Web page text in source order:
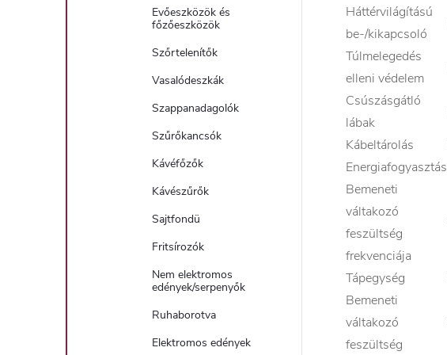
Evőeszközök és
főzőeszközök
Szőrtelenítők
Vasalódeszkák
Szappanadagolók
Szűrőkancsók
Kávéfőzők
Kávészűrők
Sajtfondü
Fritsírozók
Nem elektromos
edények/serpenyők
Ruhaborotva
Elektromos edények
Háttérvilágítású
be-/kikapcsoló
Túlmelegedés
elleni védelem
Csúszásgátló
lábak
Kábeltárolás
Energiafogyasztás
Bemeneti
váltakozó
feszültség
frekvenciája
Tápegység
Bemeneti
váltakozó
feszültség